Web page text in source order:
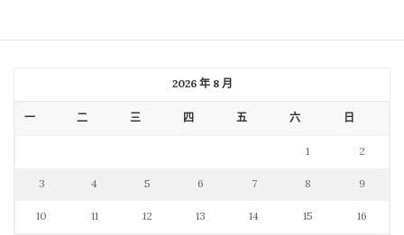
2026 年 8 月
一 二 三 四 五 六 日
1 2
3 4 5 6 7 8 9
10 11 12 13 14 15 16